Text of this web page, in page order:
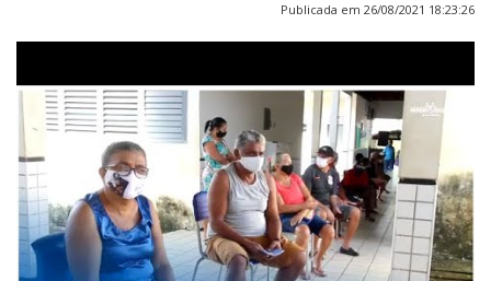
Publicada em 26/08/2021 18:23:26